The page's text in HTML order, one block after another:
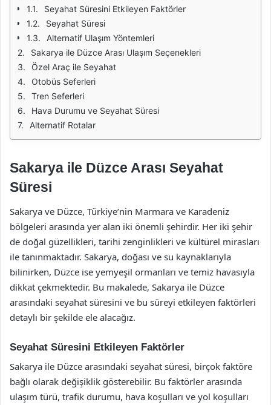
Seyahat Süresini Etkileyen Faktörler
Seyahat Süresi
Alternatif Ulaşım Yöntemleri
Sakarya ile Düzce Arası Ulaşım Seçenekleri
Özel Araç ile Seyahat
Otobüs Seferleri
Tren Seferleri
Hava Durumu ve Seyahat Süresi
Alternatif Rotalar
Sakarya ile Düzce Arası Seyahat
Süresi
Sakarya ve Düzce, Türkiye’nin Marmara ve Karadeniz
bölgeleri arasında yer alan iki önemli şehirdir. Her iki şehir
de doğal güzellikleri, tarihi zenginlikleri ve kültürel mirasları
ile tanınmaktadır. Sakarya, doğası ve su kaynaklarıyla
bilinirken, Düzce ise yemyeşil ormanları ve temiz havasıyla
dikkat çekmektedir. Bu makalede, Sakarya ile Düzce
arasındaki seyahat süresini ve bu süreyi etkileyen faktörleri
detaylı bir şekilde ele alacağız.
Seyahat Süresini Etkileyen Faktörler
Sakarya ile Düzce arasındaki seyahat süresi, birçok faktöre
bağlı olarak değişiklik gösterebilir. Bu faktörler arasında
ulaşım türü, trafik durumu, hava koşulları ve yol koşulları